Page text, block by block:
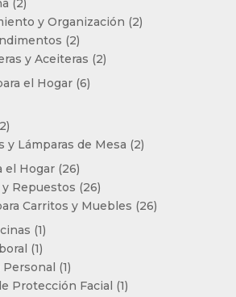
2
productos
y Organización 22
22
productos
y Aceiteras 22
el Hogar 66
2
productos
y Lámparas de Mesa 22
el Hogar 2626
productos
Repuestos 2626
productos
Carritos y Muebles 2626
11
producto
11
producto
11
producto
Protección Facial 11